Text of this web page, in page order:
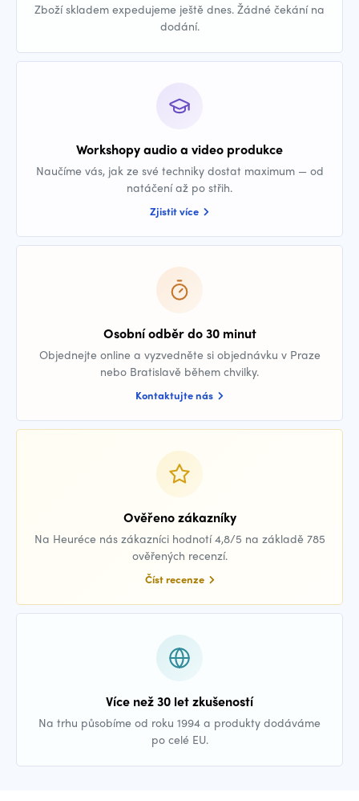
Zboží skladem expedujeme ještě dnes. Žádné čekání na
dodání.
Workshopy audio a video produkce
Naučíme vás, jak ze své techniky dostat maximum — od
natáčení až po střih.
Zjistit více
Osobní odběr do 30 minut
Objednejte online a vyzvedněte si objednávku v Praze
nebo Bratislavě během chvilky.
Kontaktujte nás
Ověřeno zákazníky
Na Heuréce nás zákazníci hodnotí 4,8/5 na základě 785
ověřených recenzí.
Číst recenze
Více než 30 let zkušeností
Na trhu působíme od roku 1994 a produkty dodáváme
po celé EU.